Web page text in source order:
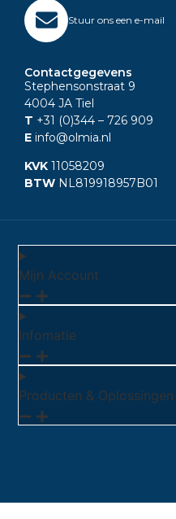
Stuur ons een e-mail
Contactgegevens
Stephensonstraat 9
4004 JA Tiel
T +31 (0)344 – 726 909
E info@olmia.nl
KVK 11058209
BTW NL819918957B01
Mijn Account
Infomatie
Producten & Oplossingen